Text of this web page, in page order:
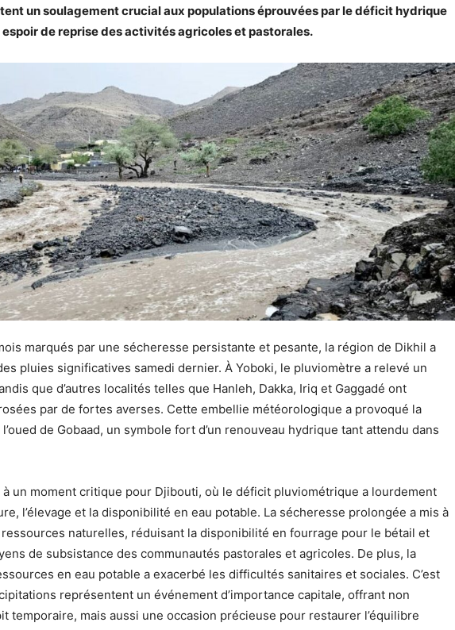
un soulagement crucial aux populations éprouvées par le déficit hydrique
de reprise des activités agricoles et pastorales.
marqués par une sécheresse persistante et pesante, la région de Dikhil a
pluies significatives samedi dernier. À Yoboki, le pluviomètre a relevé un
que d’autres localités telles que Hanleh, Dakka, Iriq et Gaggadé ont
par de fortes averses. Cette embellie météorologique a provoqué la
de Gobaad, un symbole fort d’un renouveau hydrique tant attendu dans
un moment critique pour Djibouti, où le déficit pluviométrique a lourdement
l’élevage et la disponibilité en eau potable. La sécheresse prolongée a mis à
naturelles, réduisant la disponibilité en fourrage pour le bétail et
de subsistance des communautés pastorales et agricoles. De plus, la
en eau potable a exacerbé les difficultés sanitaires et sociales. C’est
représentent un événement d’importance capitale, offrant non
temporaire, mais aussi une occasion précieuse pour restaurer l’équilibre